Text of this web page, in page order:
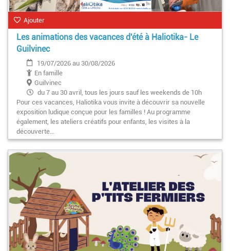
Ajouter
Les animations des vacances d'été à Haliotika- Le
Guilvinec
19/07/2026 au 30/08/2026
En famille
Guilvinec
du 7 au 30 avril, tous les jours sauf les weekends de 10h
à 19h
Pour ces vacances, Haliotika vous invite à découvrir sa nouvelle
exposition ludique conçue pour les familles ! Au programme
également, les ateliers créatifs pour enfants, les visites à la
découverte…